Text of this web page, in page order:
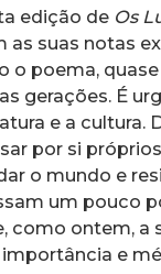
edição de Os
as suas notas
o poema,
gerações. É
e a cultura.
por si
o mundo e
um pouco
como ontem, a
importância e